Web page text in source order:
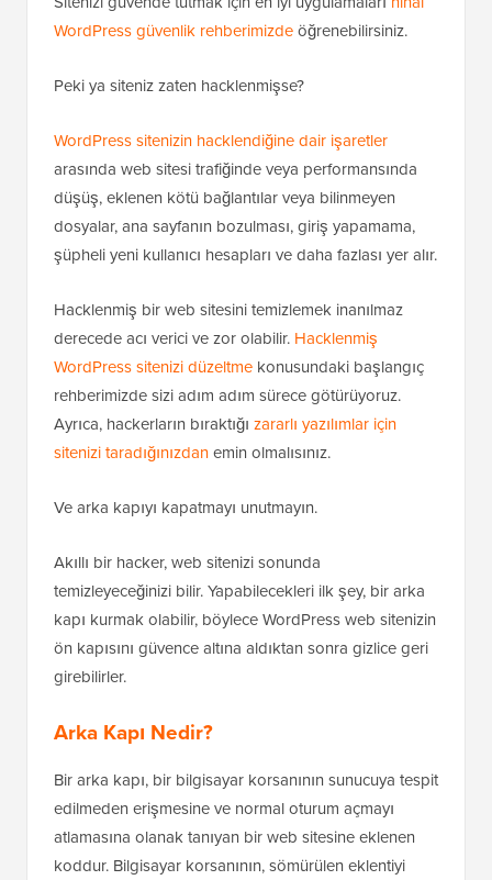
WordPress güvenlik rehberimizdeöğrenebilirsiniz.
Peki ya siteniz zaten hacklenmişse?
WordPress sitenizin hacklendiğine dair işaretler
arasında web sitesi trafiğinde veya performansında
düşüş, eklenen kötü bağlantılar veya bilinmeyen
dosyalar, ana sayfanın bozulması, giriş yapamama,
şüpheli yeni kullanıcı hesapları ve daha fazlası yer alır.
Hacklenmiş bir web sitesini temizlemek inanılmaz
derecede acı verici ve zor olabilir. Hacklenmiş
WordPress sitenizi düzeltme konusundaki başlangıç
rehberimizde sizi adım adım sürece götürüyoruz.
Ayrıca, hackerların bıraktığı zararlı yazılımlar için
sitenizi taradığınızdanemin olmalısınız.
Ve arka kapıyı kapatmayı unutmayın.
Akıllı bir hacker, web sitenizi sonunda
temizleyeceğinizi bilir. Yapabilecekleri ilk şey, bir arka
kapı kurmak olabilir, böylece WordPress web sitenizin
ön kapısını güvence altına aldıktan sonra gizlice geri
girebilirler.
Arka Kapı Nedir?
Bir arka kapı, bir bilgisayar korsanının sunucuya tespit
edilmeden erişmesine ve normal oturum açmayı
atlamasına olanak tanıyan bir web sitesine eklenen
koddur. Bilgisayar korsanının, sömürülen eklentiyi